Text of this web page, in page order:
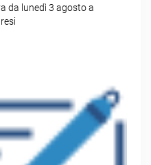
da lunedì 3 agosto a